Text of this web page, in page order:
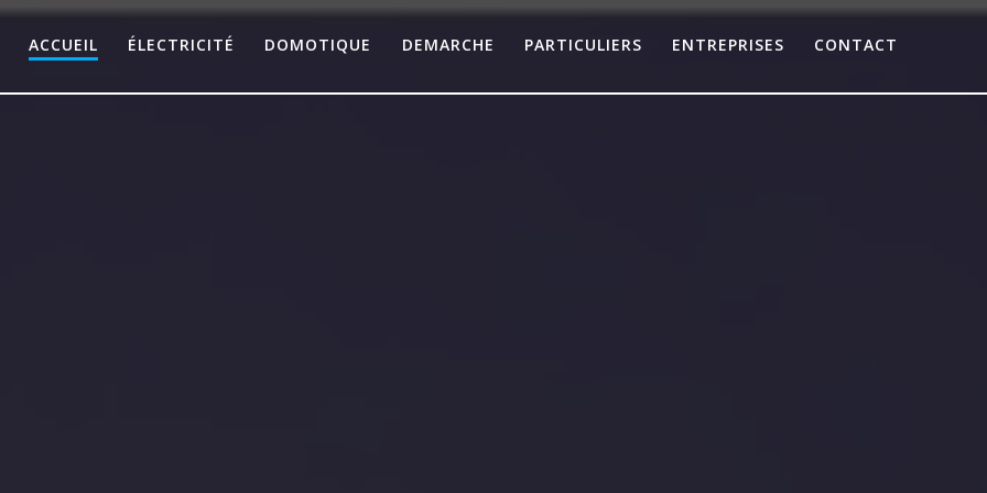
ACCUEIL ÉLECTRICITÉ DOMOTIQUE DEMARCHE PARTICULIERS ENTREPRISES CONTACT